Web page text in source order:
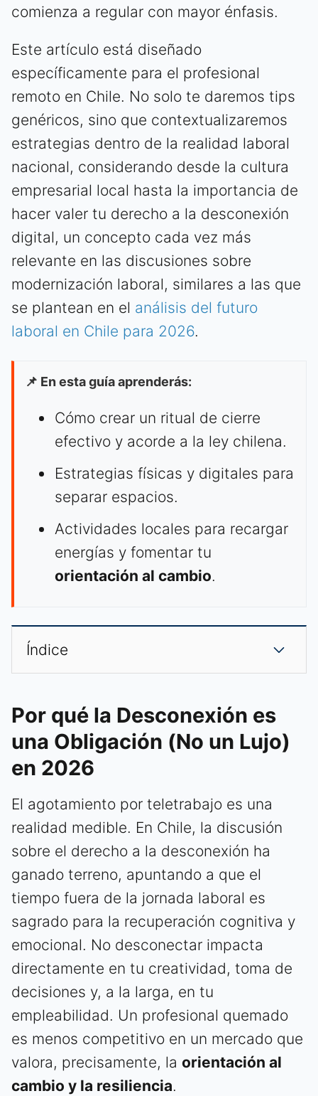
comienza a regular con mayor énfasis.
Este artículo está diseñado
específicamente para el profesional
remoto en Chile. No solo te daremos tips
genéricos, sino que contextualizaremos
estrategias dentro de la realidad laboral
nacional, considerando desde la cultura
empresarial local hasta la importancia de
hacer valer tu derecho a la desconexión
digital, un concepto cada vez más
relevante en las discusiones sobre
modernización laboral, similares a las que
se plantean en el análisis del futuro
laboral en Chile para 2026.
📌 En esta guía aprenderás:
Cómo crear un ritual de cierre
efectivo y acorde a la ley chilena.
Estrategias físicas y digitales para
separar espacios.
Actividades locales para recargar
energías y fomentar tu
orientación al cambio.
Índice
Por qué la Desconexión es
una Obligación (No un Lujo)
en 2026
El agotamiento por teletrabajo es una
realidad medible. En Chile, la discusión
sobre el derecho a la desconexión ha
ganado terreno, apuntando a que el
tiempo fuera de la jornada laboral es
sagrado para la recuperación cognitiva y
emocional. No desconectar impacta
directamente en tu creatividad, toma de
decisiones y, a la larga, en tu
empleabilidad. Un profesional quemado
es menos competitivo en un mercado que
valora, precisamente, la orientación al
cambio y la resiliencia.